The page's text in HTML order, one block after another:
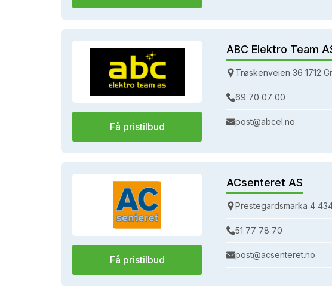
Få pristilbud
ABC Elektro Team
Trøskenveien 36 1712
69 70 07 00
post@abcel.no
Få pristilbud
ACsenteret AS
Prestegardsmarka 4
51 77 78 70
post@acsenteret.no